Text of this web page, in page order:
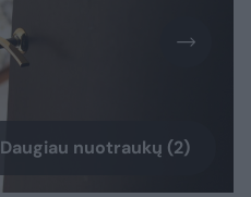
Daugiau nuotraukų (2)